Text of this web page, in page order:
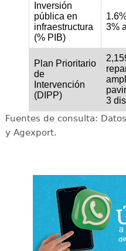
Inversión
pública en
infraestructura
(% PIB)
3%
Plan Prioritario
de
Intervención
(DIPP)
3
Fuentes de consulta:
y Agexport.